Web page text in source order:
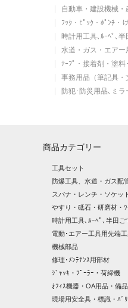
自動車・建設機械・
ﾌｯｸ・ﾋﾟｯｸ・ﾎﾟﾝﾁ・
時計用工具､ﾙｰﾍﾟ､半
水道・ガス・エアー
ﾃｰﾌﾟ・接着剤・塗料
事務用品（筆記具・
防犯･防災用品､ミラ
商品カテゴリー
工具セット
防爆工具、水道・ガス配
スパナ・レンチ・ソケッ
やすり・砥石・研磨材・
時計用工具､ﾙｰﾍﾟ､半田ご
電動･エアー工具用先端
機械部品
修理･ﾒﾝﾃﾅﾝｽ用部材
ｼﾞｬｯｷ・ﾌﾟｰﾗｰ・荷締機
ｵﾌｨｽ機器・OA用品・備
現場用安全具・標識・ﾊﾞﾘ